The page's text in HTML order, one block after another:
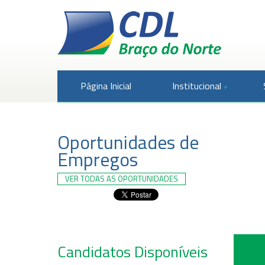
Página Inicial Institucional
Oportunidades de
Empregos
VER TODAS AS OPORTUNIDADES
Candidatos Disponíveis